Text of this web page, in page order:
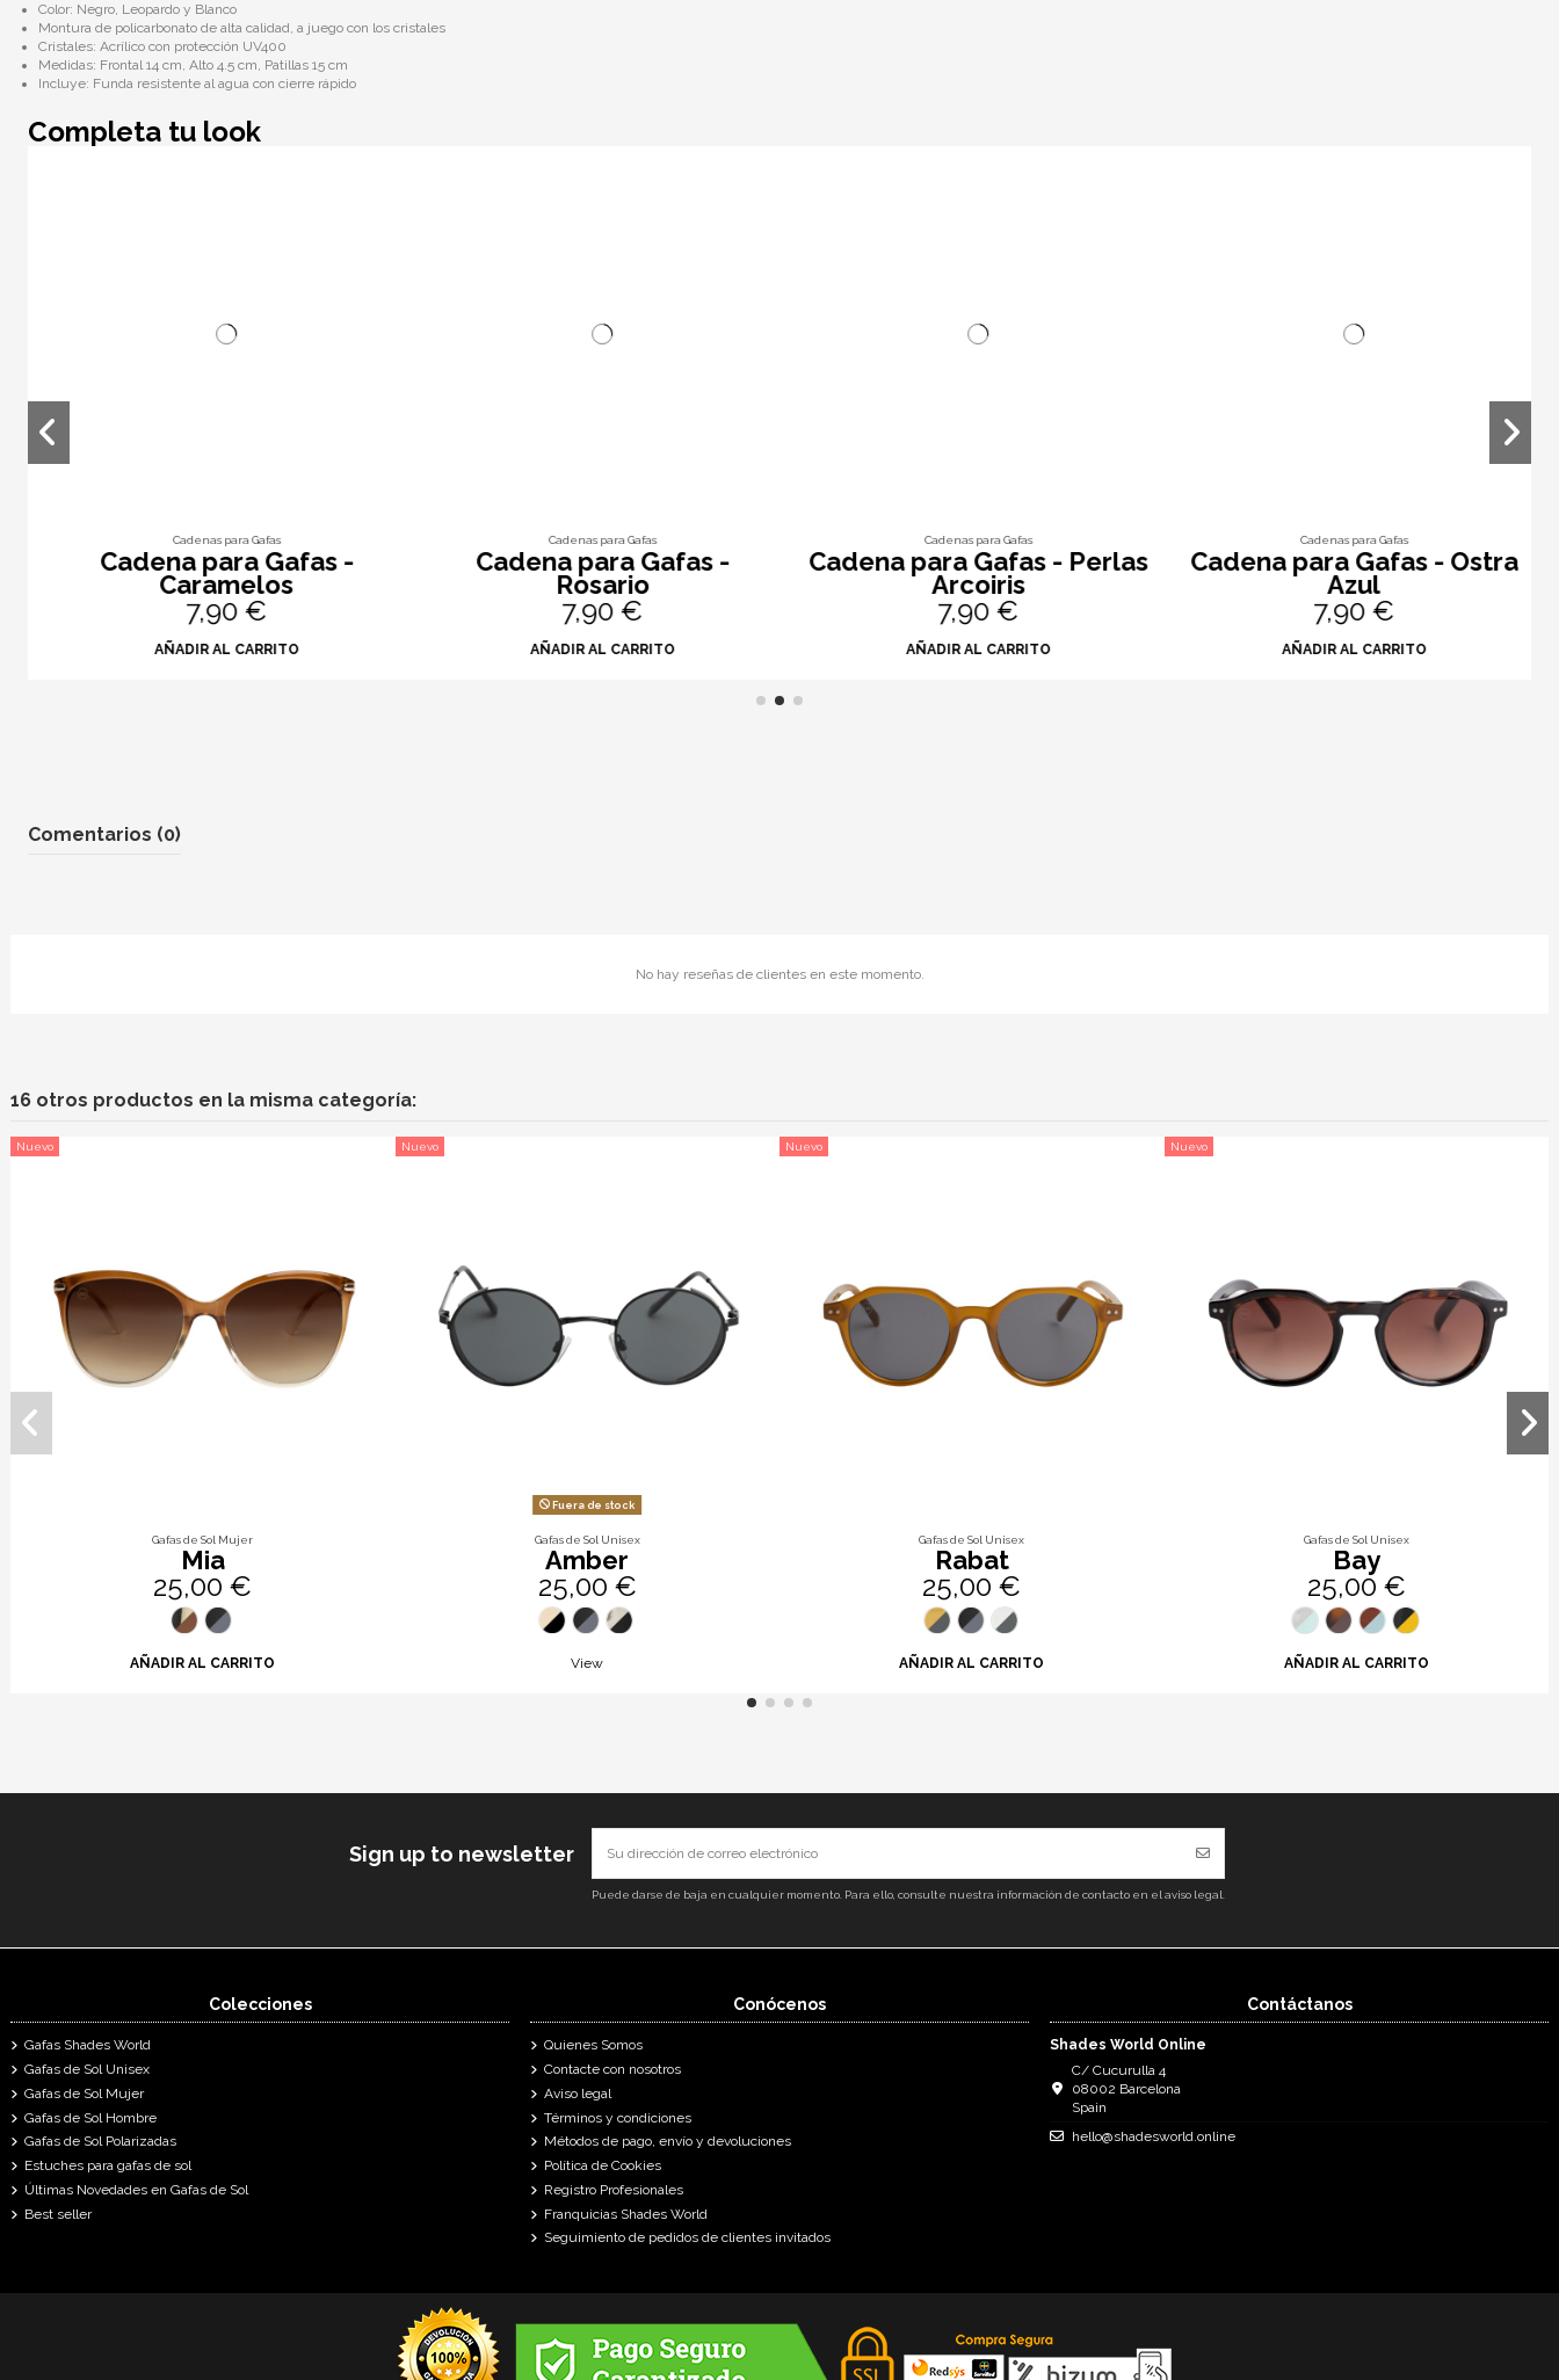
Color: Negro, Leopardo y Blanco
Montura de policarbonato de alta calidad, a juego con los cristales
Cristales: Acrílico con protección UV400
Medidas: Frontal 14 cm, Alto 4.5 cm, Patillas 15 cm
Incluye: Funda resistente al agua con cierre rápido
Completa tu look
Cadenas para Gafas
Cadena para Gafas -
Caramelos
7,90 €
AÑADIR AL CARRITO
Cadenas para Gafas
Cadena para Gafas -
Rosario
7,90 €
AÑADIR AL CARRITO
Cadenas para Gafas
Cadena para Gafas - Perlas
Arcoiris
7,90 €
AÑADIR AL CARRITO
Cadenas para Gafas
Cadena para Gafas - Ostra
Azul
7,90 €
AÑADIR AL CARRITO
Comentarios (0)
No hay reseñas de clientes en este momento.
16 otros productos en la misma categoría:
Nuevo
Gafas de Sol Mujer
Mia
25,00 €
AÑADIR AL CARRITO
Nuevo
Fuera de stock
Gafas de Sol Unisex
Amber
25,00 €
View
Nuevo
Gafas de Sol Unisex
Rabat
25,00 €
AÑADIR AL CARRITO
Nuevo
Gafas de Sol Unisex
Bay
25,00 €
AÑADIR AL CARRITO
Sign up to newsletter
Puede darse de baja en cualquier momento. Para ello, consulte nuestra información de contacto en el aviso legal.
Colecciones
Gafas Shades World
Gafas de Sol Unisex
Gafas de Sol Mujer
Gafas de Sol Hombre
Gafas de Sol Polarizadas
Estuches para gafas de sol
Últimas Novedades en Gafas de Sol
Best seller
Conócenos
Quienes Somos
Contacte con nosotros
Aviso legal
Términos y condiciones
Métodos de pago, envío y devoluciones
Política de Cookies
Registro Profesionales
Franquicias Shades World
Seguimiento de pedidos de clientes invitados
Contáctanos
Shades World Online
C/ Cucurulla 4
08002 Barcelona
Spain
hello@shadesworld.online